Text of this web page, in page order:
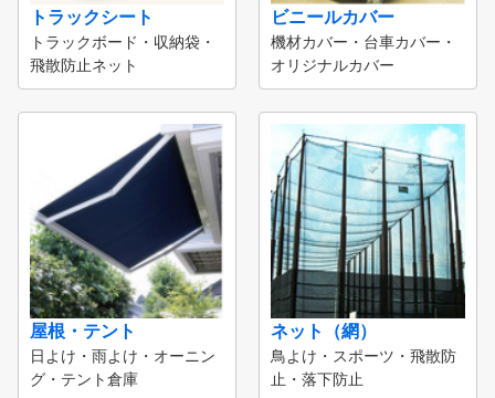
トラックシート
トラックボード・収納袋・
飛散防止ネット
ビニールカバー
機材カバー・台車カバー・
オリジナルカバー
屋根・テント
日よけ・雨よけ・オーニン
グ・テント倉庫
ネット（網）
鳥よけ・スポーツ・飛散防
止・落下防止